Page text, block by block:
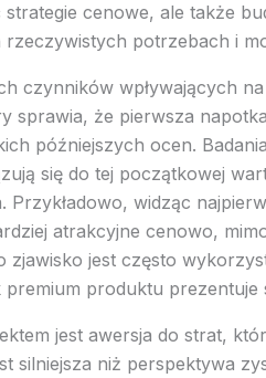
cenowe, ale także
rzeczywistych potrzebach i
czynników wpływających
sprawia, że pierwsza
późniejszych ocen.
się do tej początkowej
Przykładowo, widząc
atrakcyjne cenowo,
zjawisko jest często
produktu prezentuje
jest awersja do strat,
silniejsza niż perspektywa